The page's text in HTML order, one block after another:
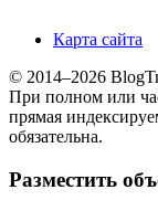
Карта сайта
© 2014–2026
При полном или
прямая
обязательна.
Разместить